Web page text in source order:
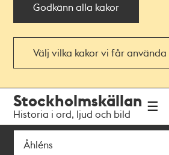
Godkänn alla kakor
Välj vilka kakor vi får använda
navigationen
huvudinnehållet
Stockholmskällan
Historia i ord, ljud och bild
Sök